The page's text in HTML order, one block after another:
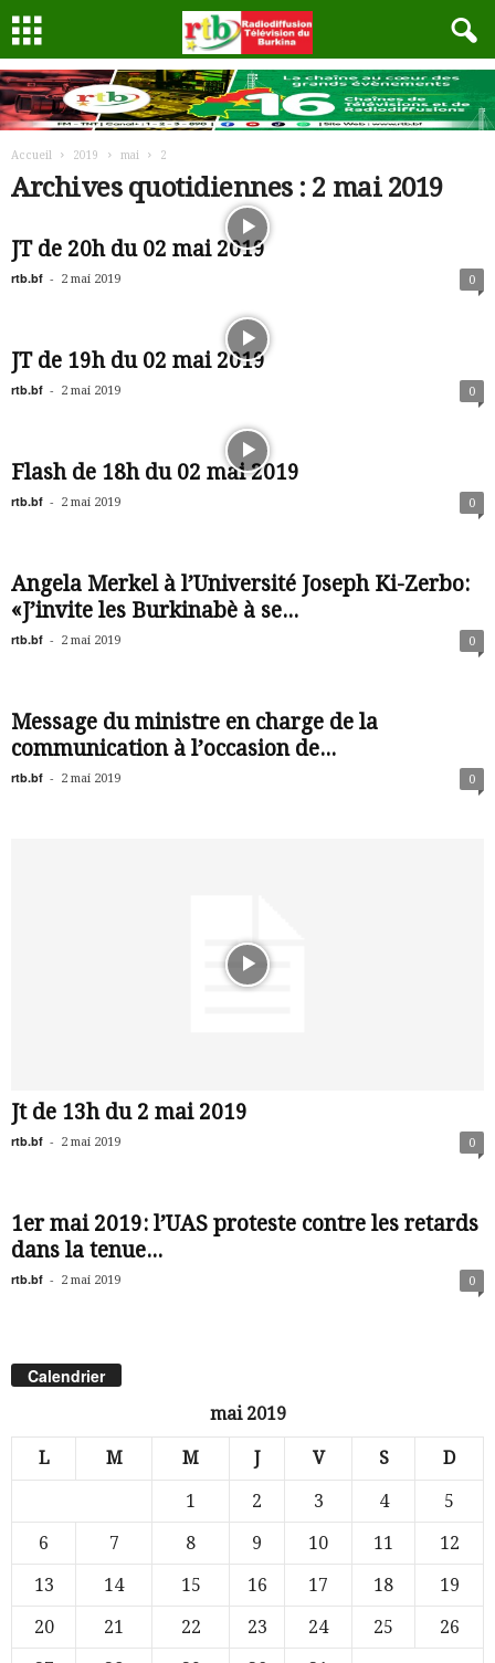
Accueil 2019 mai 2
Archives quotidiennes : 2 mai 2019
JT de 20h du 02 mai 2019
rtb.bf - 2 mai 2019 0
JT de 19h du 02 mai 2019
rtb.bf - 2 mai 2019 0
Flash de 18h du 02 mai 2019
rtb.bf - 2 mai 2019 0
Angela Merkel à l’Université Joseph Ki-Zerbo:
«J’invite les Burkinabè à se...
rtb.bf - 2 mai 2019 0
Message du ministre en charge de la
communication à l’occasion de...
rtb.bf - 2 mai 2019 0
Jt de 13h du 2 mai 2019
rtb.bf - 2 mai 2019 0
1er mai 2019: l’UAS proteste contre les retards
dans la tenue...
rtb.bf - 2 mai 2019 0
Calendrier
mai 2019
L M M J V S D
1 2 3 4
5
6
7 8 9 10 11
12
13
14 15 16 17 18
19
20
21 22 23 24 25
26